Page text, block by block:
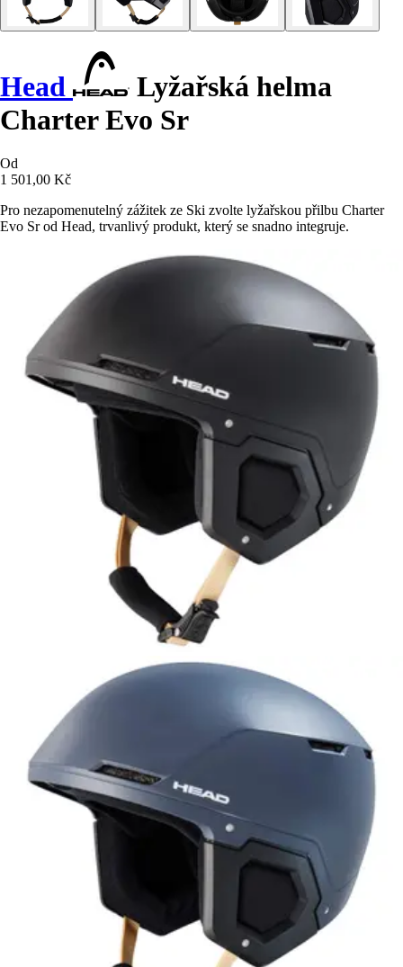
Head
Lyžařská helma
Charter Evo Sr
Od
1 501,00 Kč
Pro nezapomenutelný zážitek ze Ski zvolte lyžařskou přilbu Charter
Evo Sr od Head, trvanlivý produkt, který se snadno integruje.